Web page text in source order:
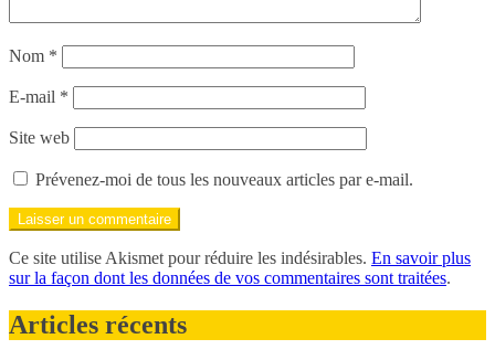
Nom *
E-mail *
Site web
Prévenez-moi de tous les nouveaux articles par e-mail.
Ce site utilise Akismet pour réduire les indésirables. En savoir plus
sur la façon dont les données de vos commentaires sont traitées.
Articles récents